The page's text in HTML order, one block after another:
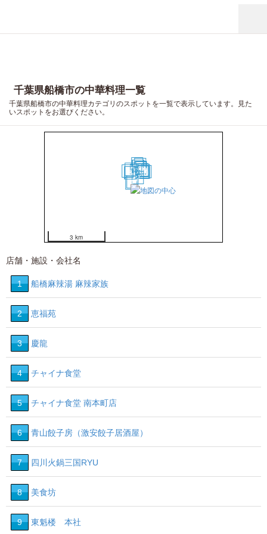
千葉県船橋市の中華料理一覧
千葉県船橋市の中華料理カテゴリのスポットを一覧で表示しています。見た
いスポットをお選びください。
12
3
4
56
7 9
10
11
12
13
14
15
16
1718
19
20
3 km
店舗・施設・会社名
1 船橋麻辣湯 麻辣家族
2 恵福苑
3 慶龍
4 チャイナ食堂
5 チャイナ食堂 南本町店
6 青山餃子房（激安餃子居酒屋）
7 四川火鍋三国RYU
8 美食坊
9 東魁楼 本社